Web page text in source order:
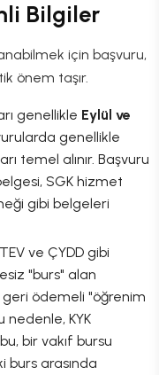
Bilgiler
için başvuru,
önem taşır.
genellikle Eylül ve
genellikle
temel alınır. Başvuru
SGK hizmet
gibi belgeleri
TEV ve ÇYDD gibi
"burs" alan
ödemeli "öğrenim
nedenle, KYK
bir vakıf bursu
burs arasında